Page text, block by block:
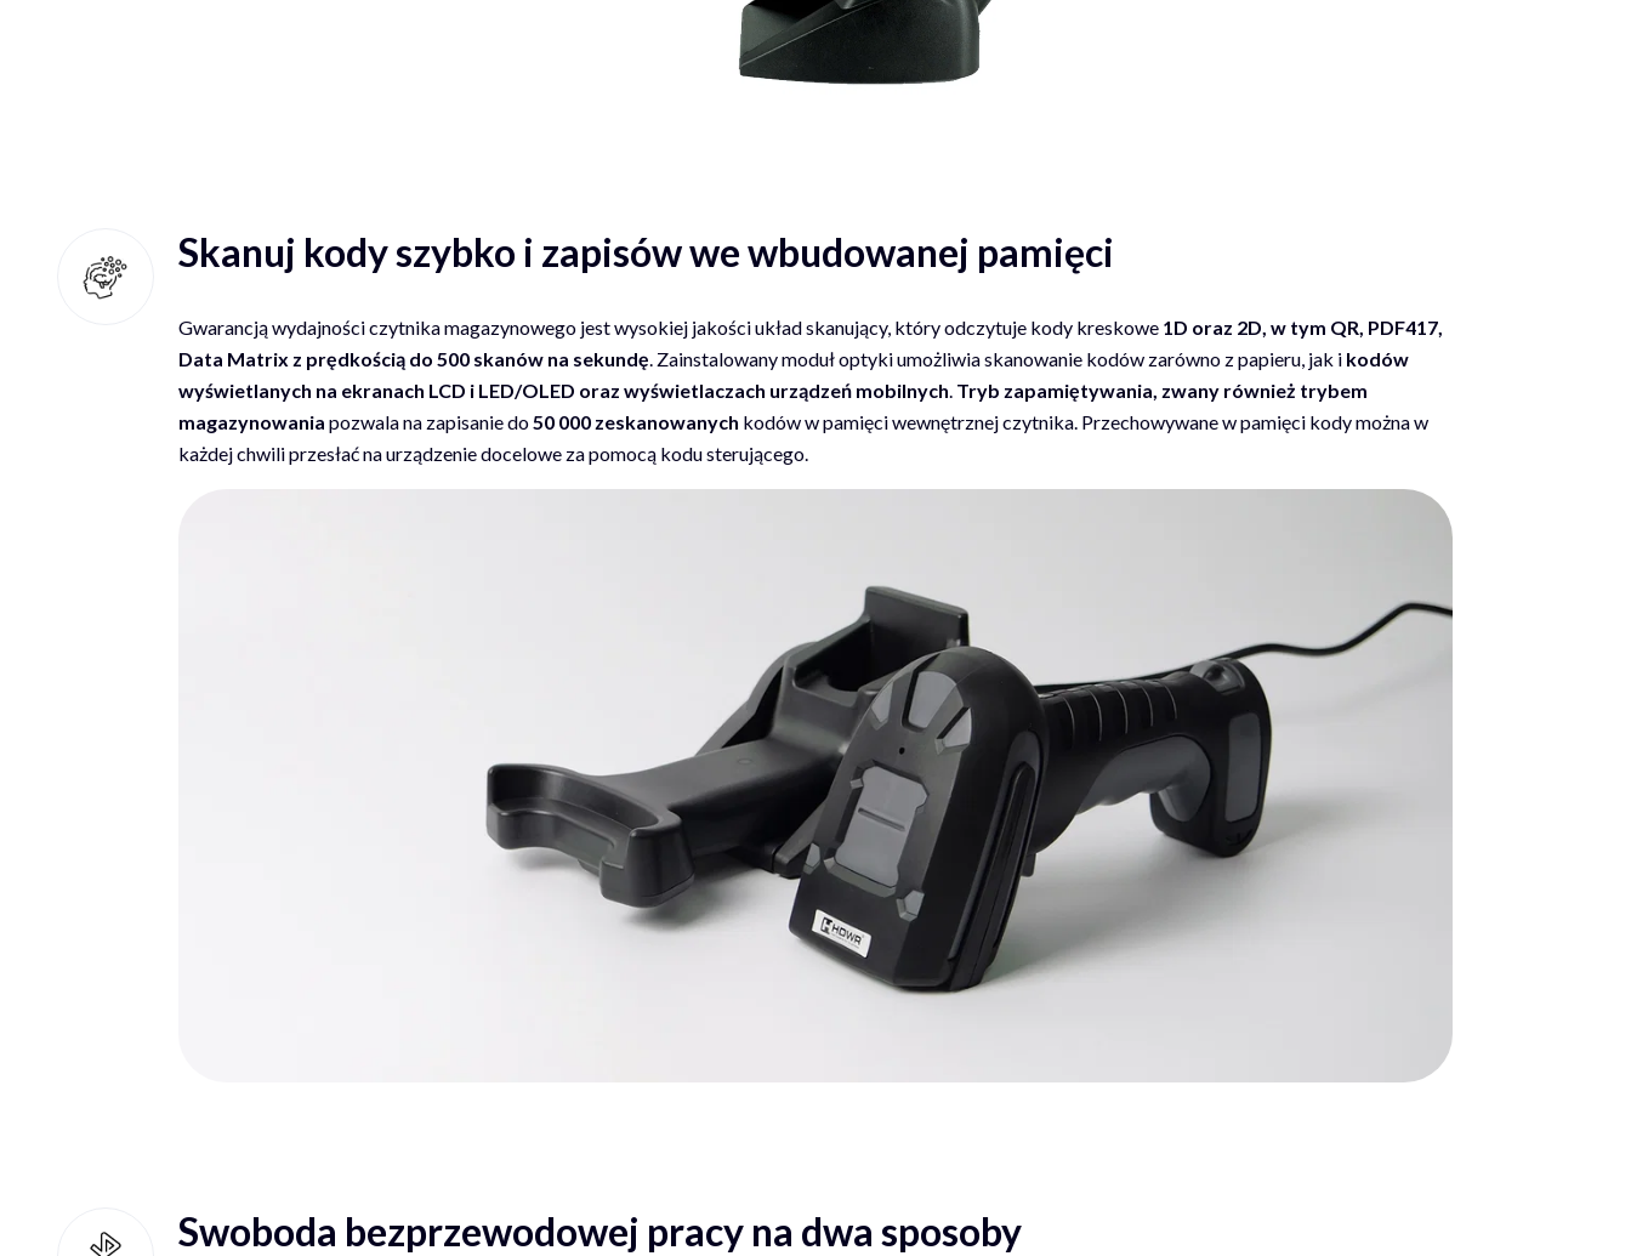
Skanuj kody szybko i zapisów we wbudowanej pamięci
Gwarancją wydajności czytnika magazynowego jest wysokiej jakości układ skanujący, który odczytuje kody kreskowe 1D oraz 2D, w tym QR, PDF417,
Data Matrix z prędkością do 500 skanów na sekundę . Zainstalowany moduł optyki umożliwia skanowanie kodów zarówno z papieru, jak i kodów
wyświetlanych na ekranach LCD i LED/OLED oraz wyświetlaczach urządzeń mobilnych Tryb zapamiętywania, zwany również trybem
magazynowania pozwala na zapisanie do 50 000 zeskanowanych kodów w pamięci wewnętrznej czytnika. Przechowywane w pamięci kody można w
każdej chwili przesłać na urządzenie docelowe za pomocą kodu sterującego.
Swoboda bezprzewodowej pracy na dwa sposoby